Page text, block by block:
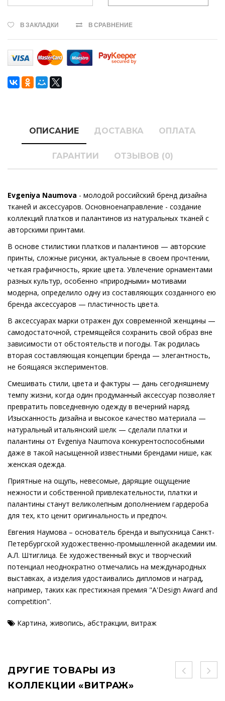
В ЗАКЛАДКИ В СРАВНЕНИЕ
ОПИСАНИЕ ДОСТАВКА ОПЛАТА
ГАРАНТИИ ОТЗЫВОВ (0)
Evgeniya Naumova - молодой российский бренд дизайна
тканей и аксессуаров. Основноенаправление - создание
коллекций платков и палантинов из натуральных тканей с
авторскими принтами.
В основе стилистики платков и палантинов — авторские
принты, сложные рисунки, актуальные в своем прочтении,
четкая графичность, яркие цвета. Увлечение орнаментами
разных культур, особенно «природными» мотивами
модерна, определило одну из составляющих созданного ею
бренда аксессуаров — пластичность цвета.
В аксессуарах марки отражен дух современной женщины —
самодостаточной, стремящейся сохранить свой образ вне
зависимости от обстоятельств и погоды. Так родилась
вторая составляющая концепции бренда — элегантность,
не боящаяся экспериментов.
Смешивать стили, цвета и фактуры — дань сегодняшнему
темпу жизни, когда один продуманный аксессуар позволяет
превратить повседневную одежду в вечерний наряд.
Изысканность дизайна и высокое качество материала —
натуральный итальянский шелк — сделали платки и
палантины от Evgeniya Naumova конкурентоспособными
даже в такой насыщенной известными брендами нише, как
женская одежда.
Приятные на ощупь, невесомые, дарящие ощущение
нежности и собственной привлекательности, платки и
палантины станут великолепным дополнением гардероба
для тех, кто ценит оригинальность и предпоч.
Евгения Наумова – основатель бренда и выпускница Санкт-
Петербургской художественно-промышленной академии им.
А.Л. Штиглица. Ее художественный вкус и творческий
потенциал неоднократно отмечались на международных
выставках, а изделия удостаивались дипломов и наград,
например, таких как престижная премия "A'Design Award and
competition".
Картина, живопись, абстракции, витраж
ДРУГИЕ ТОВАРЫ ИЗ
КОЛЛЕКЦИИ «ВИТРАЖ»